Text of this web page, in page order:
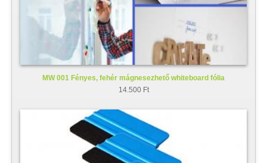
MW 001 Fényes, fehér mágnesezhető whiteboard fólia
14.500 Ft